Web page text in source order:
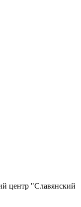
центр "Славянский